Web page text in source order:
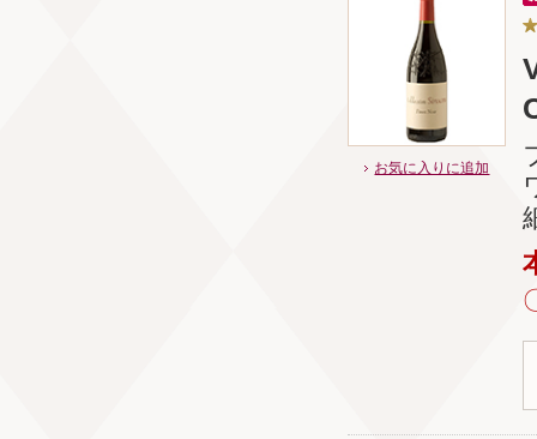
お気に入りに追加